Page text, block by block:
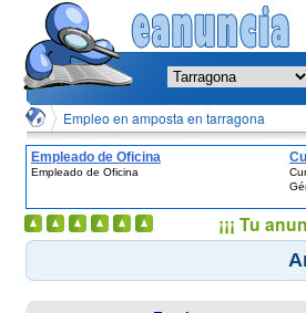
Empleo en amposta en tarragona
Empleado de Oficina
Empleado de Oficina
¡¡¡ Tu